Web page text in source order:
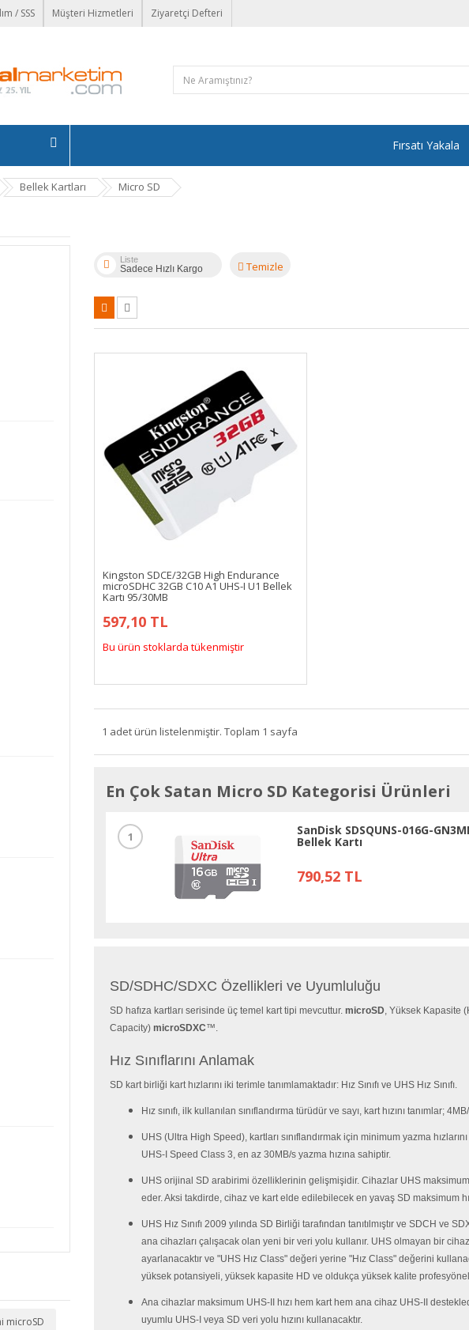
/ SSS Müşteri Hizmetleri Ziyaretçi Defteri
Fırsatı Yakala
Bellek Kartları Micro SD
microSD
Liste
Sadece Hızlı Kargo Temizle
Kingston SDCE/32GB High Endurance
microSDHC 32GB C10 A1 UHS-I U1 Bellek
Kartı 95/30MB
597,10 TL
Bu ürün stoklarda tükenmiştir
1 adet ürün listelenmiştir. Toplam 1 sayfa
En Çok Satan Micro SD Kategorisi Ürünleri
1 SanDisk SDSQUNS-016G-
Bellek Kartı
790,52 TL
SD/SDHC/SDXC Özellikleri ve Uyumluluğu
SD hafıza kartları serisinde üç temel kart tipi mevcuttur. microSD, Yüksek Kapasite
Capacity) microSDXC™.
Hız Sınıflarını Anlamak
SD kart birliği kart hızlarını iki terimle tanımlamaktadır: Hız Sınıfı ve UHS Hız Sınıfı.
Hız sınıfı, ilk kullanılan sınıflandırma türüdür ve sayı, kart hızını
UHS (Ultra High Speed), kartları sınıflandırmak için minimum yazma
UHS-I Speed Class 3, en az 30MB/s yazma hızına sahiptir.
UHS orijinal SD arabirimi özelliklerinin gelişmişidir. Cihazlar UHS
eder. Aksi takdirde, cihaz ve kart elde edilebilecek en yavaş SD maksimum
UHS Hız Sınıfı 2009 yılında SD Birliği tarafından tanıtılmıştır ve SDCH ve
ana cihazları çalışacak olan yeni bir veri yolu kullanır. UHS olmayan bir
ayarlanacaktır ve "UHS Hız Class" değeri yerine "Hız Class" değerini
yüksek potansiyeli, yüksek kapasite HD ve oldukça yüksek kalite
Ana cihazlar maksimum UHS-II hızı hem kart hem ana cihaz UHS-II
uyumlu UHS-I veya SD veri yolu hızını kullanacaktır.